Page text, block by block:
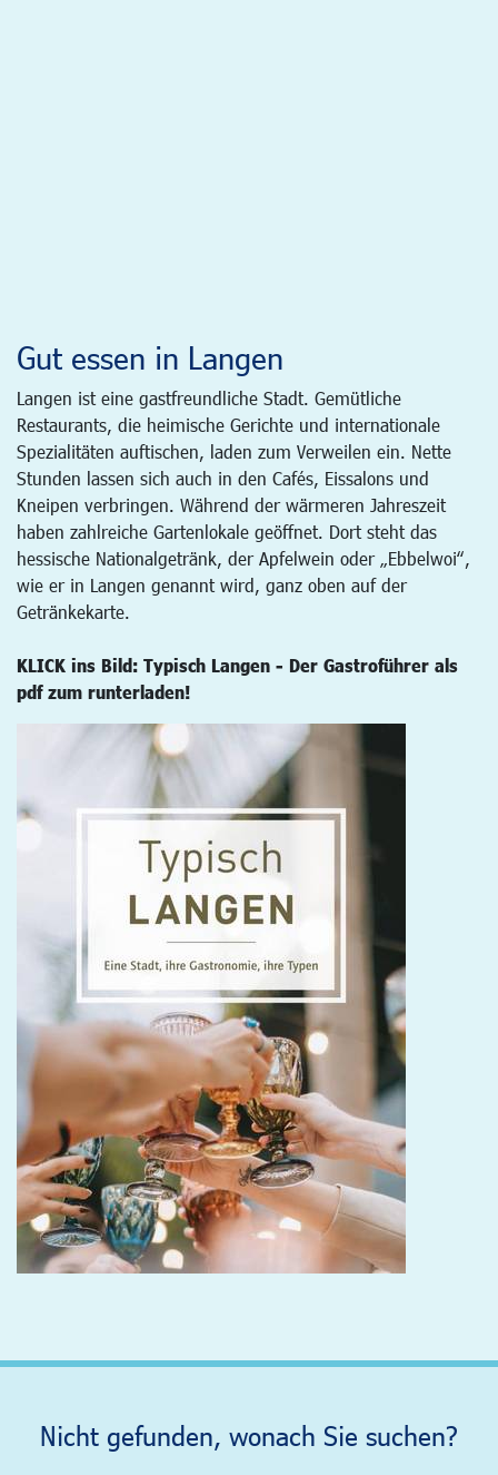
Gut essen in Langen
Langen ist eine gastfreundliche Stadt. Gemütliche
Restaurants, die heimische Gerichte und internationale
Spezialitäten auftischen, laden zum Verweilen ein. Nette
Stunden lassen sich auch in den Cafés, Eissalons und
Kneipen verbringen. Während der wärmeren Jahreszeit
haben zahlreiche Gartenlokale geöffnet. Dort steht das
hessische Nationalgetränk, der Apfelwein oder „Ebbelwoi“,
wie er in Langen genannt wird, ganz oben auf der
Getränkekarte.
KLICK ins Bild: Typisch Langen - Der Gastroführer als
pdf zum runterladen!
Nicht gefunden, wonach Sie suchen?